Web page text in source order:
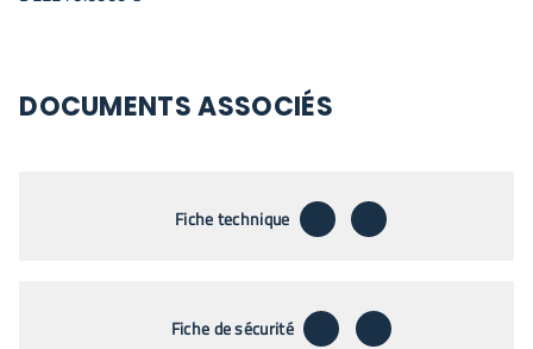
DOCUMENTS ASSOCIÉS
Fiche technique téléchargerenvoyer par
Fiche de sécurité téléchargerenvoyer par